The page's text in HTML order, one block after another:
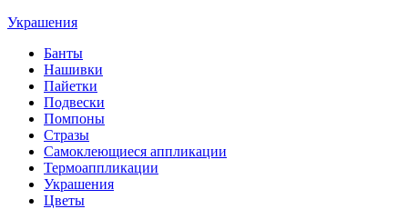
Украшения
Банты
Нашивки
Пайетки
Подвески
Помпоны
Стразы
Самоклеющиеся аппликации
Термоаппликации
Украшения
Цветы